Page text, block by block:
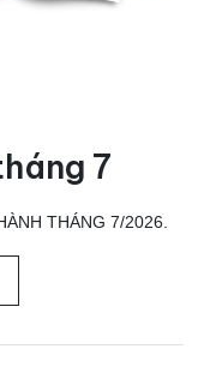
7
THÁNG 7/2026.